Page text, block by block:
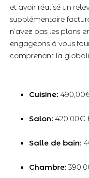
et avoir réalisé un
supplémentaire
n’avez pas les plans
engageons à vous
comprenant la
Cuisine:
Salon: 420,00€
Salle de bain:
Chambre: